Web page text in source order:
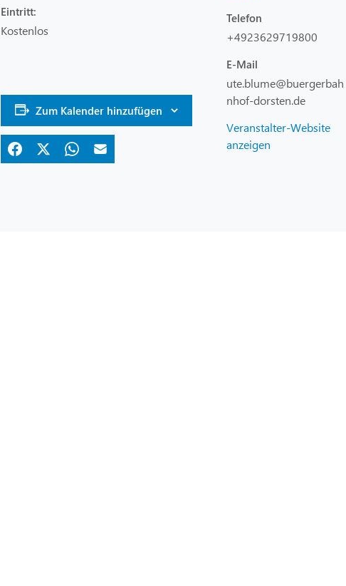
Eintritt:
Kostenlos
Zum Kalender hinzufügen
Telefon
+4923629719800
E-Mail
ute.blume@buergerbah
nhof-dorsten.de
Veranstalter-Website
anzeigen